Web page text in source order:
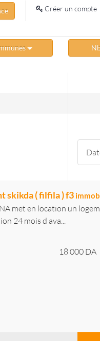
Créer un compte
skikda ( filfila ) f3
met en location un
24 mois d ava...
18 000 DA